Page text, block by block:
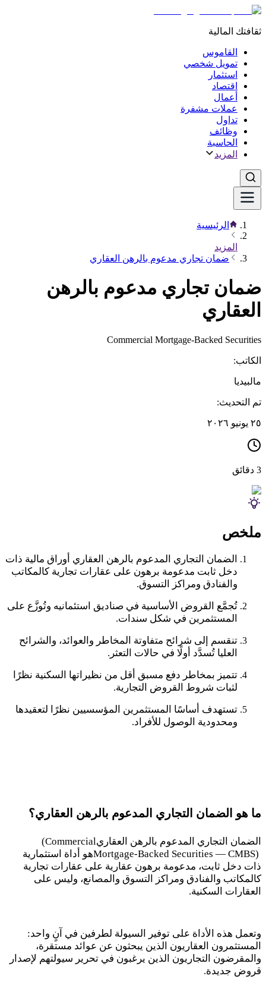
ثقافتك المالية
القاموس
تمويل شخصي
استثمار
اقتصاد
أعمال
عملات مشفرة
تداول
وظائف
الحاسبة
المزيد
الرئيسية
المزيد
ضمان تجاري مدعوم بالرهن العقاري
ضمان تجاري مدعوم بالرهن
العقاري
Commercial Mortgage-Backed Securities
الكاتب:
مالبيديا
تم التحديث:
٢٥ يونيو ٢٠٢٦
3 دقائق
ملخص
الضمان التجاري المدعوم بالرهن العقاري أوراق مالية ذات
دخل ثابت مدعومة برهون على عقارات تجارية كالمكاتب
والفنادق ومراكز التسوق.
تُجمَّع القروض الأساسية في صناديق استئمانيه وتُوزَّع على
المستثمرين في شكل سندات.
تنقسم إلى شرائح متفاوتة المخاطر والعوائد، والشرائح
العليا تُسدَّد أولًا في حالات التعثر .
تتميز بمخاطر دفع مسبق أقل من نظيراتها السكنية نظرًا
لثبات شروط القروض التجارية.
تستهدف أساسًا المستثمرين المؤسسيين نظرًا لتعقيدها
ومحدودية الوصول للأفراد.
ما هو الضمان التجاري المدعوم بالرهن العقاري؟
الضمان التجاري المدعوم بالرهن العقاري(Commercial
Mortgage-Backed Securities — CMBS)هو أداة استثمارية
ذات دخل ثابت، مدعومة برهون عقارية على عقارات تجارية
كالمكاتب والفنادق ومراكز التسوق والمصانع، وليس على
العقارات السكنية.
وتعمل هذه الأداة على توفير السيولة لطرفين في آنٍ واحد:
المستثمرون العقاريون الذين يبحثون عن عوائد مستقرة،
والمقرضون التجاريون الذين يرغبون في تحرير سيولتهم لإصدار
قروض جديدة.